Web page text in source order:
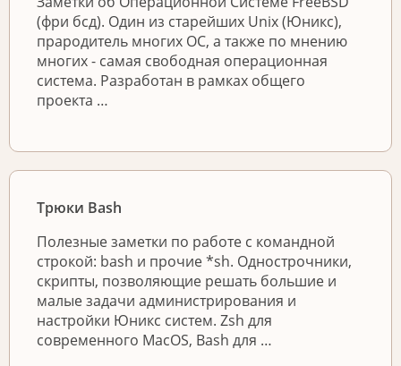
(фри бсд). Один из старейших Unix (Юникс),
прародитель многих ОС, а также по мнению
многих - самая свободная операционная
система. Разработан в рамках общего
проекта …
Трюки Bash
Полезные заметки по работе с командной
строкой: bash и прочие *sh. Однострочники,
скрипты, позволяющие решать большие и
малые задачи администрирования и
настройки Юникс систем. Zsh для
современного MacOS, Bash для …